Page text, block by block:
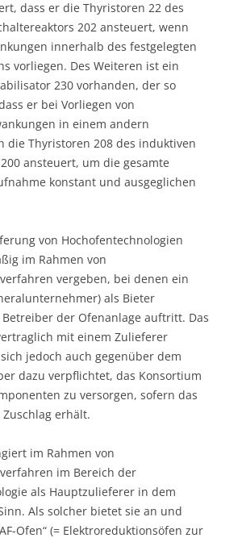
dass er die Thyristoren 22 des
202 ansteuert, wenn
innerhalb des festgelegten
vorliegen. Des Weiteren ist ein
230 vorhanden, der so
er bei Vorliegen von
in einem andern
die Thyristoren 208 des induktiven
ansteuert, um die gesamte
konstant und ausgeglichen
von Hochofentechnologien
im Rahmen von
vergeben, bei denen ein
als Bieter
der Ofenanlage auftritt. Das
mit einem Zulieferer
jedoch auch gegenüber dem
dazu verpflichtet, das Konsortium
zu versorgen, sofern das
erhält.
im Rahmen von
im Bereich der
als Hauptzulieferer in dem
Als solcher bietet sie an und
Ofen“ (= Elektroreduktionsöfen zur